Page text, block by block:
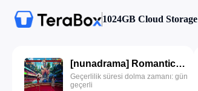
1024GB Cloud Storage
[nunadrama] Romantic Boyfriend Episode 11.480p.mp4
Geçerlilik süresi dolma zamanı: gün
geçerli